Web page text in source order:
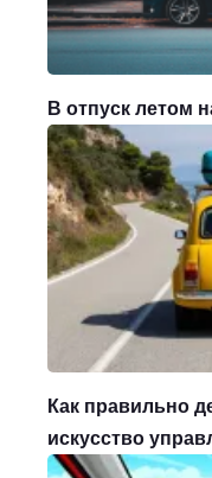
В отпуск летом
Как правильно
искусство